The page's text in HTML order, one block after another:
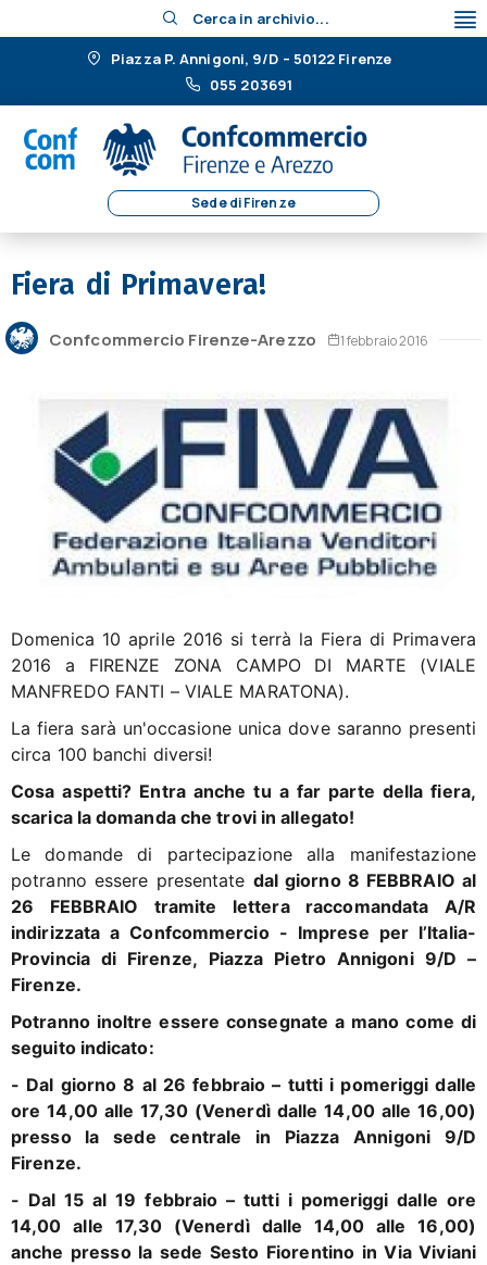
Cerca in archivio...
Piazza P. Annigoni, 9/D – 50122 Firenze
055 203691
Sede di Firenze
Fiera di Primavera!
Confcommercio Firenze-Arezzo 1 febbraio 2016
Domenica 10 aprile 2016 si terrà la Fiera di Primavera
2016 a FIRENZE ZONA CAMPO DI MARTE (VIALE
MANFREDO FANTI – VIALE MARATONA).
La fiera sarà un'occasione unica dove saranno presenti
circa 100 banchi diversi!
Cosa aspetti? Entra anche tu a far parte della fiera,
scarica la domanda che trovi in allegato!
Le domande di partecipazione alla manifestazione
potranno essere presentate dal giorno8 FEBBRAIO al
26 FEBBRAIO tramite lettera raccomandata A/R
indirizzata a Confcommercio - Imprese per l’Italia-
Provincia di Firenze, Piazza Pietro Annigoni 9/D –
Firenze.
Potranno inoltre essere consegnate a mano come di
seguito indicato:
- Dal giorno 8 al 26 febbraio – tutti i pomeriggi dalle
ore 14,00 alle 17,30 (Venerdì dalle 14,00 alle 16,00)
presso lasede centrale in Piazza Annigoni 9/D
Firenze.
- Dal 15 al 19 febbraio – tutti i pomeriggi dalle ore
14,00 alle 17,30 (Venerdì dalle 14,00 alle 16,00)
anche presso lasede Sesto Fiorentino in Via Viviani